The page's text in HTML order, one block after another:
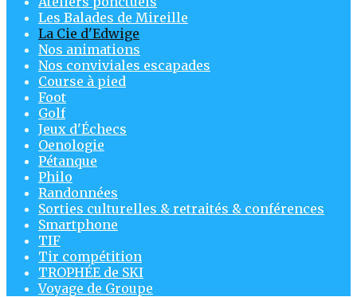
Les Balades de Mireille
La Cie d'Edwige
Nos animations
Nos conviviales escapades
Course à pied
Foot
Golf
Jeux d'Échecs
Oenologie
Pétanque
Philo
Randonnées
Sorties culturelles & retraités & conférences
Smartphone
TIF
Tir compétition
TROPHÉE de SKI
Voyage de Groupe